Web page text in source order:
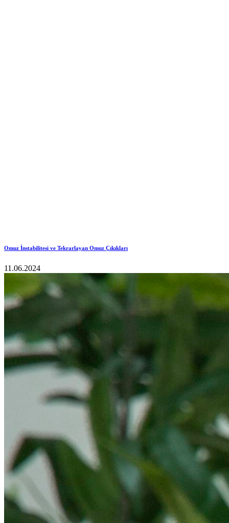
Omuz İnstabilitesi ve Tekrarlayan Omuz Çıkıkları
11.06.2024